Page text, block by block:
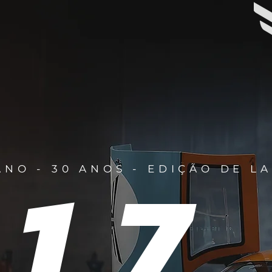
- 30 ANOS - EDIÇÃO DE